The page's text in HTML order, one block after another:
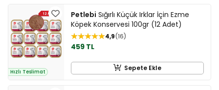
Hızlı Teslimat
Petlebi Sığırlı Küçük Irklar İçin Ezme
Köpek Konservesi 100gr (12 Adet)
4,9 16
459 TL
Sepete Ekle